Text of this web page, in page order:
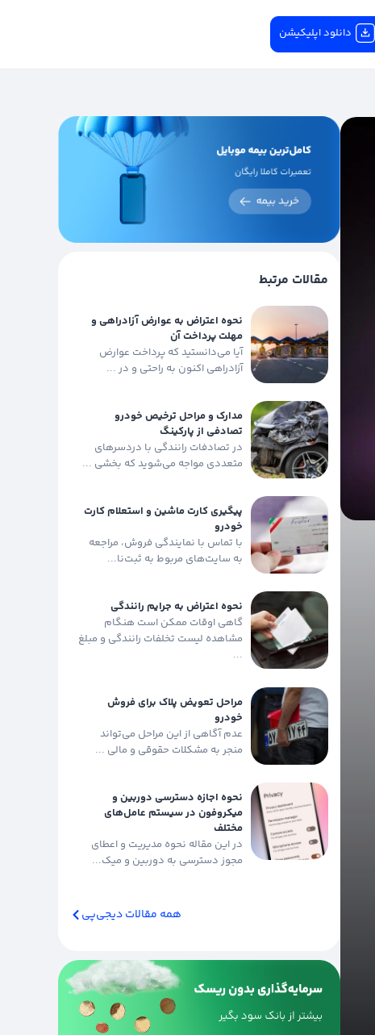
دانلود اپلیکیشن
مقالات مرتبط
نحوه اعتراض به عوارض آزادراهی و
مهلت پرداخت آن
آیا می‌دانستید که پرداخت عوارض
آزادراهی اکنون به راحتی و در ...
مدارک و مراحل ترخیص خودرو
تصادفی از پارکینگ
در تصادفات رانندگی با دردسرهای
متعددی مواجه می‌شوید که بخشی ...
پیگیری کارت ماشین و استعلام کارت
خودرو
با تماس با نمایندگی فروش، مراجعه
به سایت‌های مربوط به ثبت‌نا...
نحوه اعتراض به جرایم رانندگی
گاهی اوقات ممکن است هنگام
مشاهده لیست تخلفات رانندگی و مبلغ
...
مراحل تعویض پلاک برای فروش
خودرو
عدم آگاهی از این مراحل می‌تواند
منجر به مشکلات حقوقی و مالی ...
نحوه اجازه دسترسی دوربین و
میکروفون در سیستم عامل‌های
مختلف
در این مقاله نحوه مدیریت و اعطای
مجوز دسترسی به دوربین و میک...
همه مقالات دیجی‌پی